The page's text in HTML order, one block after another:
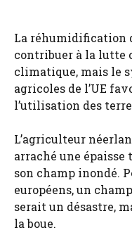
La réhumidification
contribuer à la lutte
climatique, mais le
agricoles de l’UE
l’utilisation des
L’agriculteur
arraché une épaisse
son champ inondé.
européens, un
serait un désastre,
la boue.